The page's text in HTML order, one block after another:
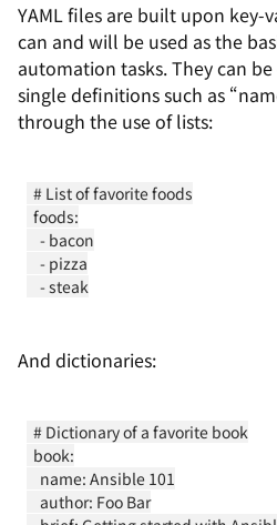
YAML files are built upon key-
can and will be used as the
automation tasks. They can
single definitions such as
through the use of lists:
And dictionaries: